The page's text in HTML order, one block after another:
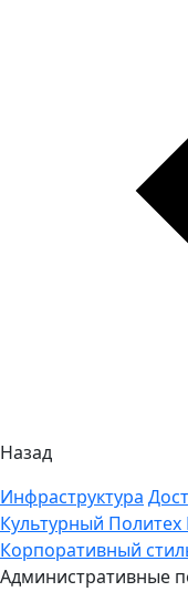
Назад
Инфраструктура
Культурный Политех
Корпоративный
Административные